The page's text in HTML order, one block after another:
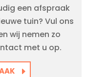
een afspraak
tuin? Vul ons
wij nemen zo
met u op.